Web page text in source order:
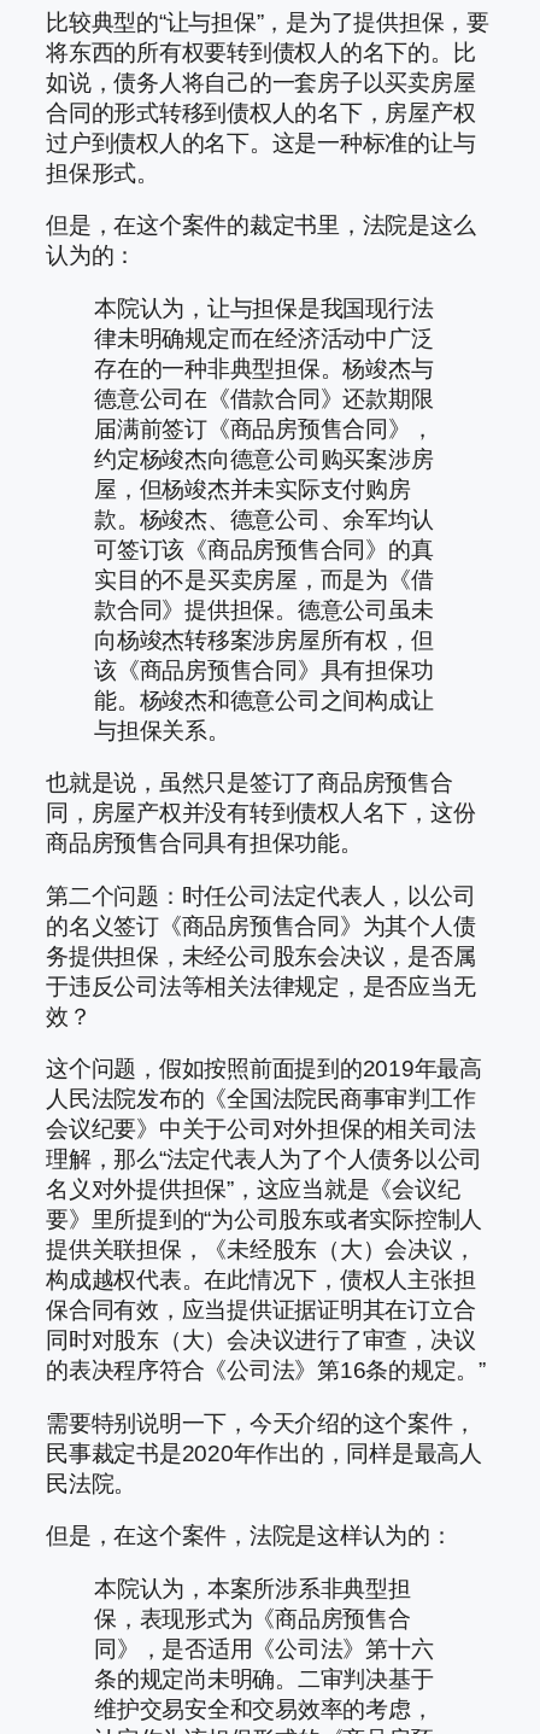
比较典型的“让与担保”，是为了提供担保，要
将东西的所有权要转到债权人的名下的。比
如说，债务人将自己的一套房子以买卖房屋
合同的形式转移到债权人的名下，房屋产权
过户到债权人的名下。这是一种标准的让与
担保形式。
但是，在这个案件的裁定书里，法院是这么
认为的：
本院认为，让与担保是我国现行法
律未明确规定而在经济活动中广泛
存在的一种非典型担保。杨竣杰与
德意公司在《借款合同》还款期限
届满前签订《商品房预售合同》，
约定杨竣杰向德意公司购买案涉房
屋，但杨竣杰并未实际支付购房
款。杨竣杰、德意公司、余军均认
可签订该《商品房预售合同》的真
实目的不是买卖房屋，而是为《借
款合同》提供担保。德意公司虽未
向杨竣杰转移案涉房屋所有权，但
该《商品房预售合同》具有担保功
能。杨竣杰和德意公司之间构成让
与担保关系。
也就是说，虽然只是签订了商品房预售合
同，房屋产权并没有转到债权人名下，这份
商品房预售合同具有担保功能。
第二个问题：时任公司法定代表人，以公司
的名义签订《商品房预售合同》为其个人债
务提供担保，未经公司股东会决议，是否属
于违反公司法等相关法律规定，是否应当无
效？
这个问题，假如按照前面提到的2019年最高
人民法院发布的《全国法院民商事审判工作
会议纪要》中关于公司对外担保的相关司法
理解，那么“法定代表人为了个人债务以公司
名义对外提供担保”，这应当就是《会议纪
要》里所提到的“为公司股东或者实际控制人
提供关联担保，《未经股东（大）会决议，
构成越权代表。在此情况下，债权人主张担
保合同有效，应当提供证据证明其在订立合
同时对股东（大）会决议进行了审查，决议
的表决程序符合《公司法》第16条的规定。”
需要特别说明一下，今天介绍的这个案件，
民事裁定书是2020年作出的，同样是最高人
民法院。
但是，在这个案件，法院是这样认为的：
本院认为，本案所涉系非典型担
保，表现形式为《商品房预售合
同》，是否适用《公司法》第十六
条的规定尚未明确。二审判决基于
维护交易安全和交易效率的考虑，